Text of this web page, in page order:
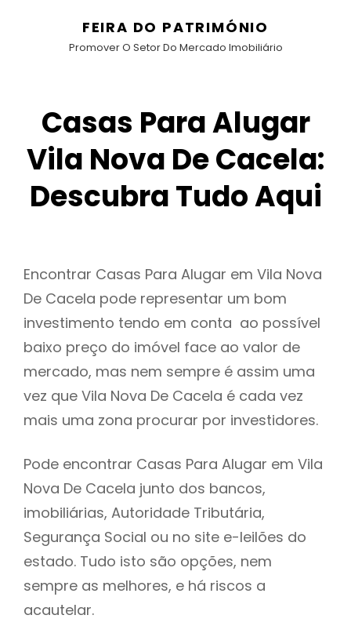
FEIRA DO PATRIMÓNIO
Promover O Setor Do Mercado Imobiliário
Casas Para Alugar
Vila Nova De Cacela:
Descubra Tudo Aqui
Encontrar Casas Para Alugar em Vila Nova
De Cacela pode representar um bom
investimento tendo em conta ao possível
baixo preço do imóvel face ao valor de
mercado, mas nem sempre é assim uma
vez que Vila Nova De Cacela é cada vez
mais uma zona procurar por investidores.
Pode encontrar Casas Para Alugar em Vila
Nova De Cacela junto dos bancos,
imobiliárias, Autoridade Tributária,
Segurança Social ou no site e-leilões do
estado. Tudo isto são opções, nem
sempre as melhores, e há riscos a
acautelar.